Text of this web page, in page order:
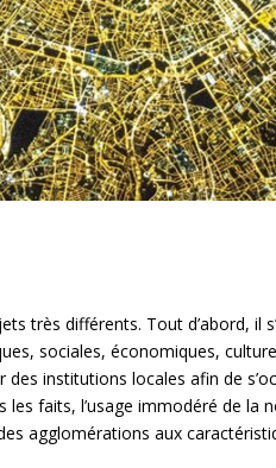
très différents. Tout d’abord, il
sociales, économiques,
des institutions locales afin de
faits, l’usage immodéré de la
agglomérations aux